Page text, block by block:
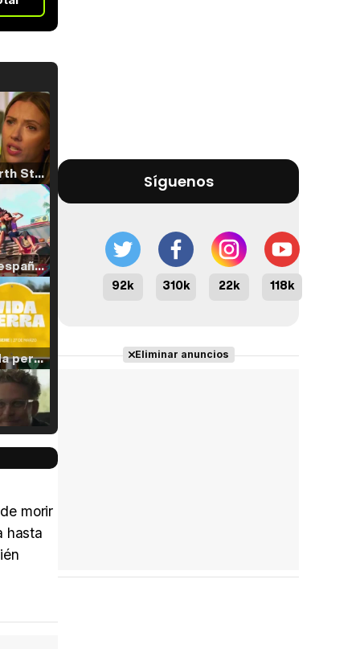
Tráiler 'North Star' (2023)
Tráiler en español de 'La isla olvidada'
Tráiler 'Vida perra' (2026)
Tráiler Oficial en VOSE 'The Audacity'
Tráiler en español 'Outcome' (2026)
morir
hasta
Síguenos
92k 310k 22k 118k
Eliminar anuncios